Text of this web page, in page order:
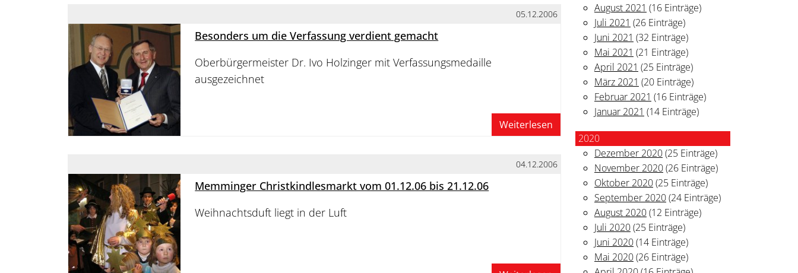
05.12.2006
Besonders um die Verfassung verdient gemacht
Oberbürgermeister Dr. Ivo Holzinger mit Verfassungsmedaille
ausgezeichnet
Weiterlesen
04.12.2006
Memminger Christkindlesmarkt vom 01.12.06 bis 21.12.06
Weihnachtsduft liegt in der Luft
August 2021 (16 Einträge)
Juli 2021 (26 Einträge)
Juni 2021 (32 Einträge)
Mai 2021 (21 Einträge)
April 2021 (25 Einträge)
März 2021 (20 Einträge)
Februar 2021 (16 Einträge)
Januar 2021 (14 Einträge)
2020
Dezember 2020(25 Einträge)
November 2020(26 Einträge)
Oktober 2020(25 Einträge)
September 2020(24 Einträge)
August 2020(12 Einträge)
Juli 2020(25 Einträge)
Juni 2020(14 Einträge)
Mai 2020(26 Einträge)